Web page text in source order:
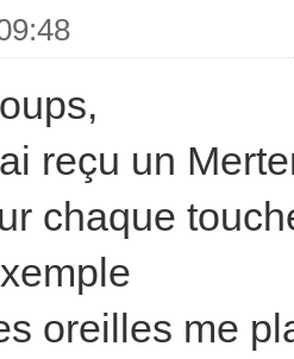
reçu un
chaque
oreilles me